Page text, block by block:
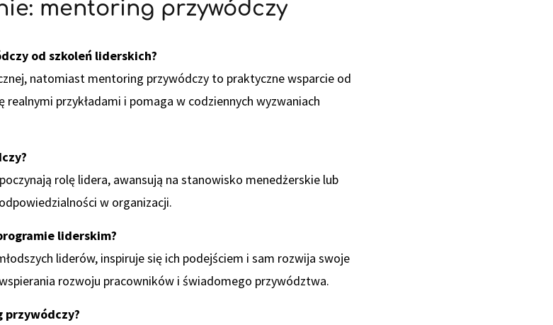
mentoring przywódczy
od szkoleń liderskich?
natomiast mentoring przywódczy to praktyczne wsparcie od
przykładami i pomaga w codziennych wyzwaniach
rolę lidera, awansują na stanowisko menedżerskie lub
w organizacji.
liderskim?
liderów, inspiruje się ich podejściem i sam rozwija swoje
rozwoju pracowników i świadomego przywództwa.
przywódczy?